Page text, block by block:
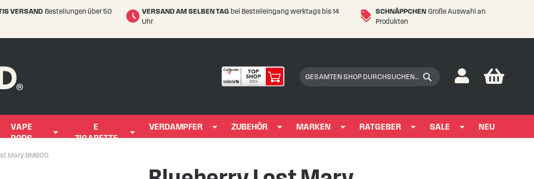
VERSAND Bestellungen über 50
VERSAND AM SELBEN TAG bei Bestelleingang werktags bis 14
Uhr
SCHNÄPPCHEN Große Auswahl an
Produkten
Suchen
My
VAPE
PODS
E
ZIGARETTE
VERDAMPFER ZUBEHÖR MARKEN RATGEBER SALE NEU
Mary BM600